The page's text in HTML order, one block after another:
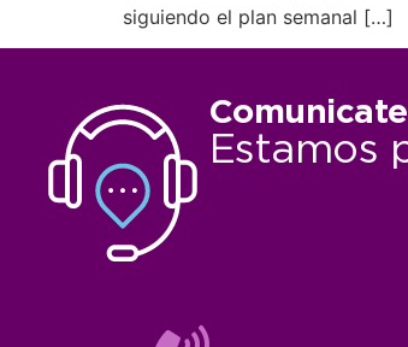
siguiendo el plan semanal […]
Estamos